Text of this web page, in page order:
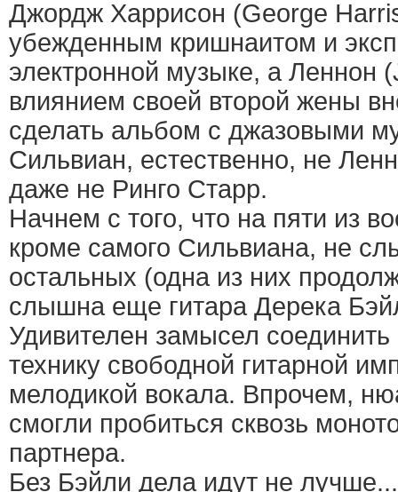
Джордж Харрисон (George
убежденным кришнаитом и
электронной музыке, а Леннон
влиянием своей второй жены
сделать альбом с джазовыми
Сильвиан, естественно, не
даже не Ринго Старр.
Начнем с того, что на пяти из
кроме самого Сильвиана, не
остальных (одна из них
слышна еще гитара Дерека
Удивителен замысел
технику свободной гитарной
мелодикой вокала. Впрочем,
смогли пробиться сквозь
партнера.
Без Бэйли дела идут не